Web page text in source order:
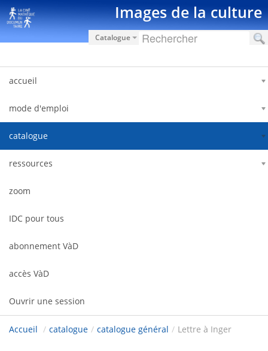
Saut au contenu Images de la culture
Catalogue
accueil
mode d'emploi
catalogue
ressources
zoom
IDC pour tous
abonnement VàD
accès VàD
Ouvrir une session
Accueil / catalogue / catalogue général / Lettre à Inger